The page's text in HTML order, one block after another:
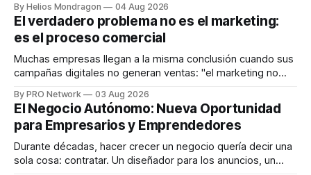
dispositivos inteligentes, inteligencia artificial y monitoreo
en tiempo real para ayudar a las personas a tomar mejores
decisiones sobre su salud metabólica. Su propuesta busca
responder
By Helios Mondragon 04 Aug 2026
El verdadero problema no es el marketing:
es el proceso comercial
Muchas empresas llegan a la misma conclusión cuando sus
campañas digitales no generan ventas: "el marketing no
INTERIUS, el problema suele estar en otro lugar. Durante
una entrevista para el podcast SER PRO, el especialista en
marketing digital explicó que
By PRO Network 03 Aug 2026
El Negocio Autónomo: Nueva Oportunidad
para Empresarios y Emprendedores
Durante décadas, hacer crecer un negocio quería decir una
sola cosa: contratar. Un diseñador para los anuncios, un